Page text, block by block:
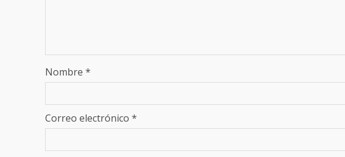
Nombre *
Correo electrónico *